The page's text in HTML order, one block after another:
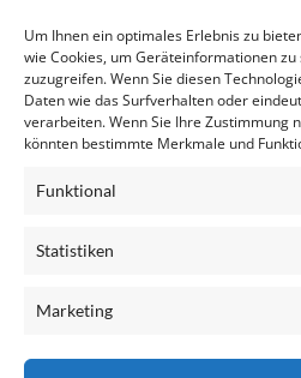
Um Ihnen ein optimales Erlebnis zu
wie Cookies, um Geräteinformationen
zuzugreifen. Wenn Sie diesen
Daten wie das Surfverhalten oder
verarbeiten. Wenn Sie Ihre Zustimmung
könnten bestimmte Merkmale und
Funktional
Statistiken
Marketing
EU-KandidatInnen der
„Wohnen für das
Präsentation der Säule
Anhörungen der
Wiener Wohnbau
Frauen in
Seite